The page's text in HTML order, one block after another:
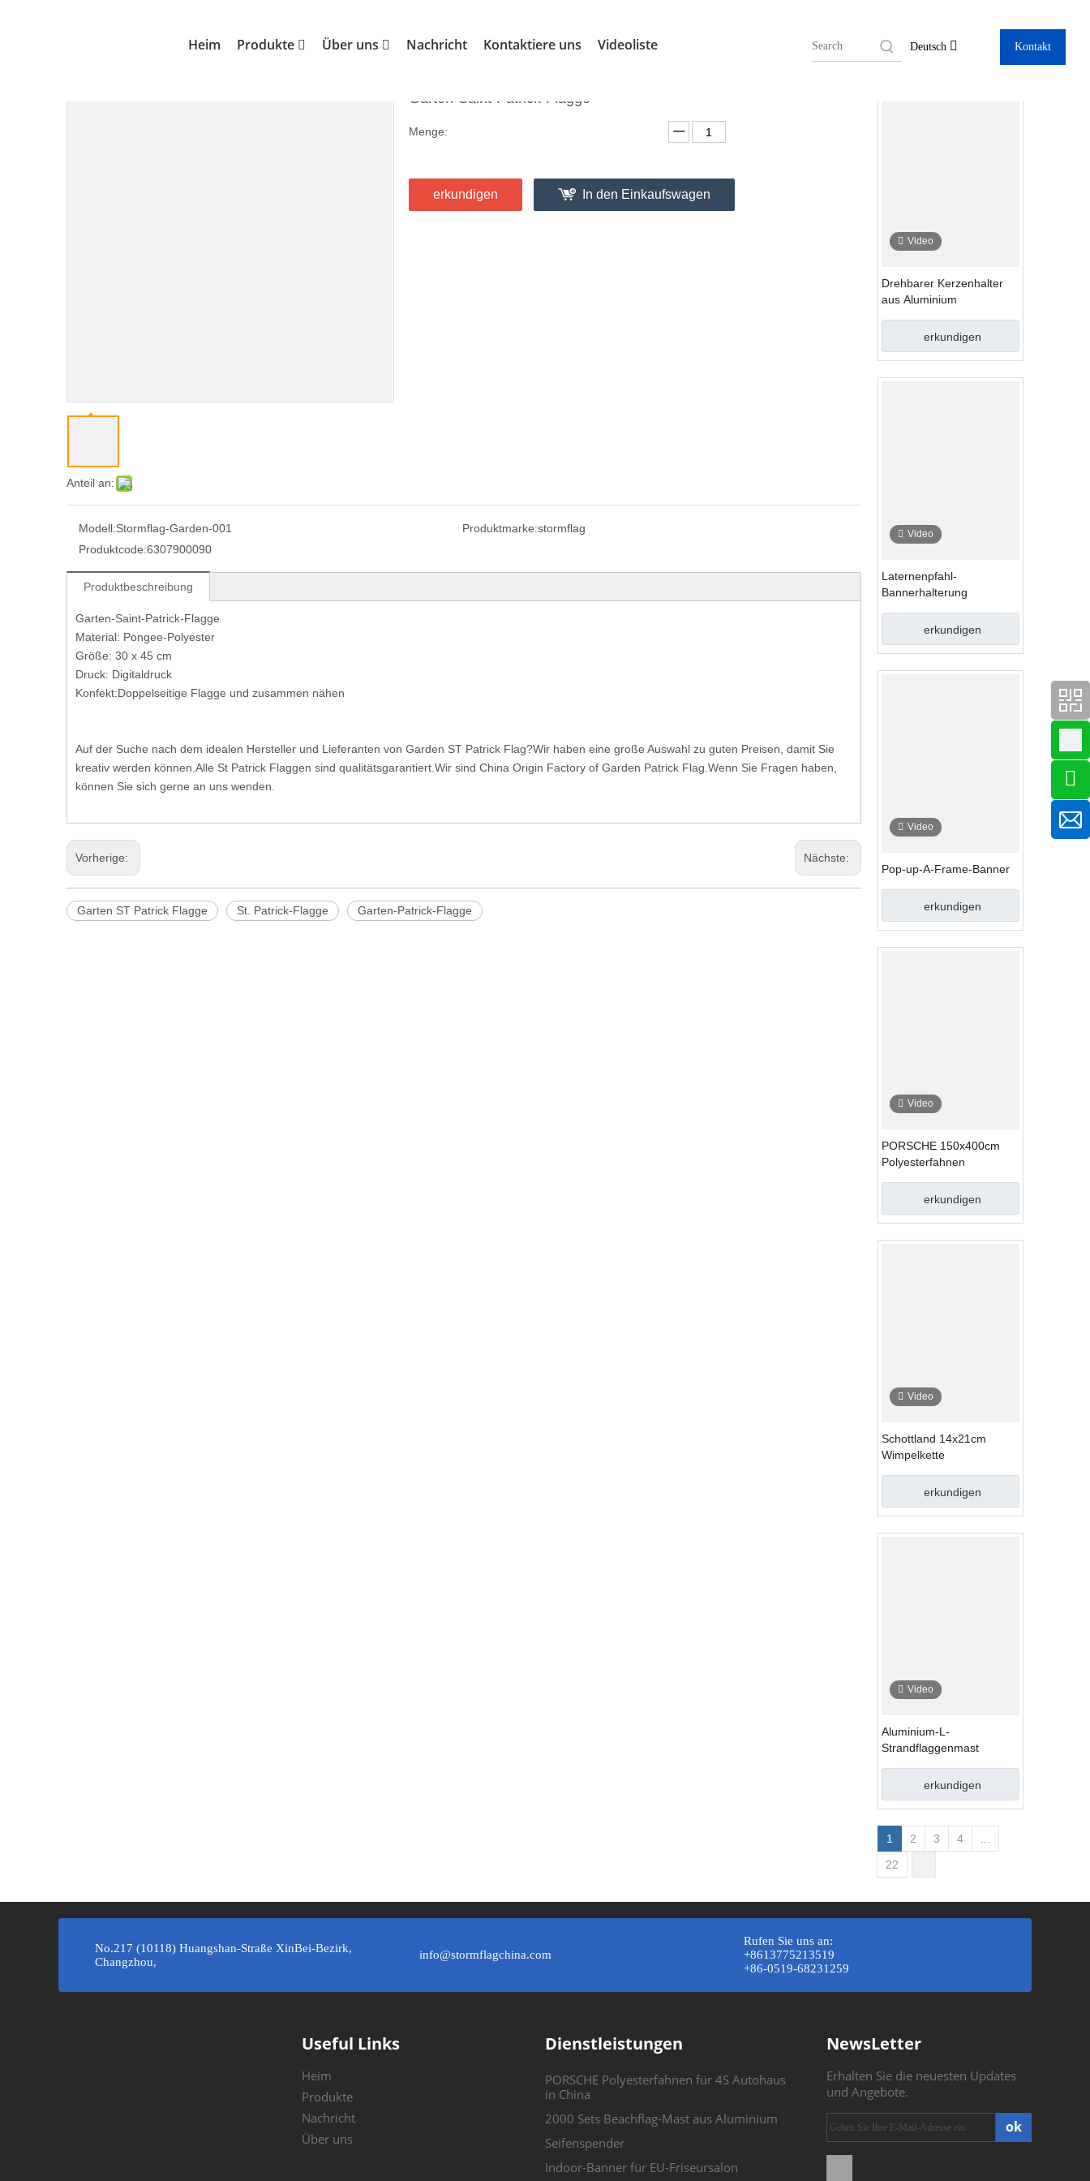
Heim Produkte Über uns Nachricht Kontaktiere uns Videoliste Deutsch Kontakt
Anteil an:
Garten-Saint-Patrick-Flagge
Menge:
erkundigen In den Einkaufswagen
Modell:Stormflag-Garden-001 Produktmarke:stormflag
Produktcode:6307900090
Produktbeschreibung
Garten-Saint-Patrick-Flagge
Material: Pongee-Polyester
Größe: 30 x 45 cm
Druck: Digitaldruck
Konfekt:Doppelseitige Flagge und zusammen nähen
Auf der Suche nach dem idealen Hersteller und Lieferanten von Garden ST Patrick Flag?Wir haben eine große Auswahl zu guten Preisen, damit Sie
kreativ werden können.Alle St Patrick Flaggen sind qualitätsgarantiert.Wir sind China Origin Factory of Garden Patrick Flag.Wenn Sie Fragen haben,
können Sie sich gerne an uns wenden.
Vorherige: Nächste:
Garten ST Patrick Flagge St. Patrick-Flagge Garten-Patrick-Flagge
Video
Drehbarer Kerzenhalter
aus Aluminium
erkundigen
Video
Laternenpfahl-
Bannerhalterung
erkundigen
Video
Pop-up-A-Frame-Banner
erkundigen
Video
PORSCHE 150x400cm
Polyesterfahnen
erkundigen
Video
Schottland 14x21cm
Wimpelkette
erkundigen
Video
Aluminium-L-
Strandflaggenmast
erkundigen
1 2 3 4
22
No.217 (10118) Huangshan-Straße XinBei-Bezirk,
Changzhou,
info@stormflagchina.com
Rufen Sie uns an:
+8613775213519
+86-0519-68231259
Useful Links
Heim
Produkte
Nachricht
Über uns
Dienstleistungen
PORSCHE Polyesterfahnen für 4S Autohaus
in China
2000 Sets Beachflag-Mast aus Aluminium
Seifenspender
Indoor-Banner für EU-Friseursalon
NewsLetter
Erhalten Sie die neuesten Updates
und Angebote.
ok